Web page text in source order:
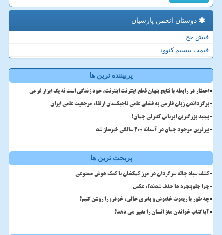
دوستان انجمن پارسیان
فیش حج
قیمت بیسیم کنوود
پربیننده ترین ها
اخطار در رابطه با نتایج پنهان قطع اینترنت اینترنت، خود زندگی است نه یک ابزار فرعی
برگرداندن زبان فارسی به فضای علمی تاجیکستان ارتقاء مرجعیت علمی ایران
ببینید بزرگترین ایرباس کنترلی جهان!
پیرترین موجود جهان در آستانه ۲۰۰ سالگی خبرساز شد
پربحث ترین ها
کشف سیاه چاله سرگردان در مرز کهکشان با کمک هوش مصنوعی
چرا جلوپنجره ها حذف شدند؟، عکس
چه طور با ریموت خاموش و باتری خالی، خودرو را روشن کنیم؟
آیا کتاب خواندن مغز انسان را تغییر می دهد؟